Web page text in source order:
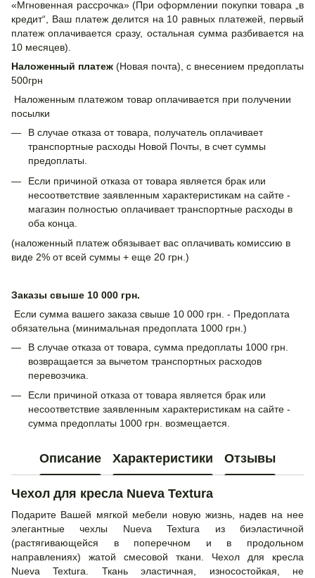
«Мгновенная рассрочка» (При оформлении покупки товара „в
кредит“, Ваш платеж делится на 10 равных платежей, первый
платеж оплачивается сразу, остальная сумма разбивается на
10 месяцев).
Наложенный платеж (Новая почта), с внесением предоплаты
500грн
Наложенным платежом товар оплачивается при получении
посылки
В случае отказа от товара, получатель оплачивает
транспортные расходы Новой Почты, в счет суммы
предоплаты.
Если причиной отказа от товара является брак или
несоответствие заявленным характеристикам на сайте -
магазин полностью оплачивает транспортные расходы в
оба конца.
(наложенный платеж обязывает вас оплачивать комиссию в
виде 2% от всей суммы + еще 20 грн.)
Заказы свыше 10 000 грн.
Если сумма вашего заказа свыше 10 000 грн. - Предоплата
обязательна (минимальная предоплата 1000 грн.)
В случае отказа от товара, сумма предоплаты 1000 грн.
возвращается за вычетом транспортных расходов
перевозчика.
Если причиной отказа от товара является брак или
несоответствие заявленным характеристикам на сайте -
сумма предоплаты 1000 грн. возмещается.
Описание Характеристики Отзывы
Чехол для кресла Nueva Textura
Подарите Вашей мягкой мебели новую жизнь, надев на нее
элегантные чехлы Nueva Textura из биэластичной
(растягивающейся в поперечном и в продольном
направлениях) жатой смесовой ткани. Чехол для кресла
Nueva Textura. Ткань эластичная, износостойкая, не